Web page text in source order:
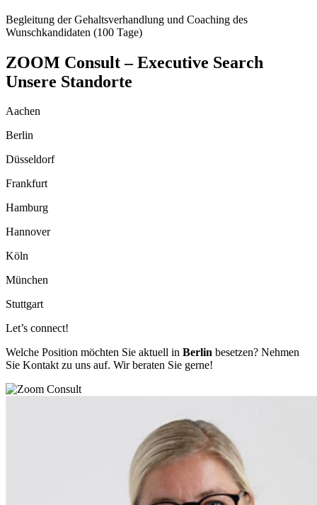
Begleitung der Gehaltsverhandlung und Coaching des
Wunschkandidaten (100 Tage)
ZOOM Consult – Executive Search
Unsere Standorte
Aachen
Berlin
Düsseldorf
Frankfurt
Hamburg
Hannover
Köln
München
Stuttgart
Let’s connect!
Welche Position möchten Sie aktuell in Berlin besetzen? Nehmen
Sie Kontakt zu uns auf. Wir beraten Sie gerne!